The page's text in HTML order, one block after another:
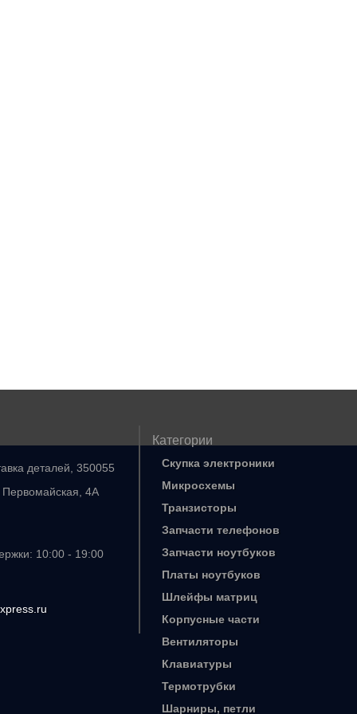
деталей, 350055
4А
10:00 - 19:00
Категории
Скупка электроники
Микросхемы
Транзисторы
Запчасти телефонов
Запчасти ноутбуков
Платы ноутбуков
Шлейфы матриц
Корпусные части
Вентиляторы
Клавиатуры
Термотрубки
Шарниры, петли